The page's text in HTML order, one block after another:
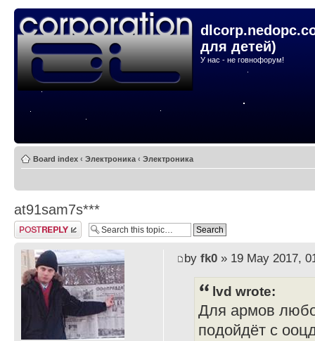
для детей)
У нас - не говнофорум!
Board index ‹ Электроника ‹ Электроника
at91sam7s***
Post a reply
by fk0» 19 May 2017,
lvd wrote:
Для армов
подойдёт с